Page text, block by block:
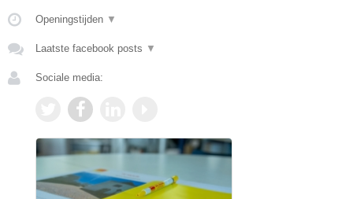
Openingstijden ▼
Laatste facebook posts ▼
Sociale media: